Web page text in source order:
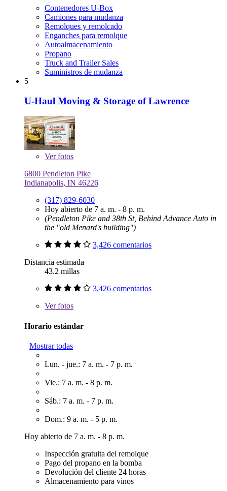
Contenedores U-Box
Camiones para mudanza
Remolques y remolcado
Enganches para remolque
Autoalmacenamiento
Propano
Truck and Trailer Sales
Suministros de mudanza
5
U-Haul Moving & Storage of Lawrence
Verfotos
6800 Pendleton Pike
Indianapolis, IN 46226
(317) 829-6030
Hoy abierto de 7 a. m. - 8 p. m.
(Pendleton Pike and 38th St, Behind Advance Auto in
the "old Menard's building")
3,426 comentarios
Distancia estimada
43.2 millas
3,426 comentarios
Verfotos
Horario estándar
Mostrar todas
Lun. - jue.: 7 a. m. - 7 p. m.
Vie.: 7 a. m. - 8 p. m.
Sáb.: 7 a. m. - 7 p. m.
Dom.: 9 a. m. - 5 p. m.
Hoy abierto de 7 a. m. - 8 p. m.
Inspección gratuita del remolque
Pago del propano en la bomba
Devolución del cliente 24 horas
Almacenamiento para vinos